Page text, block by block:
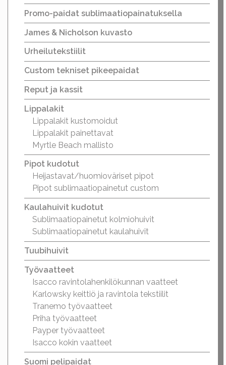
Promo-paidat sublimaatiopainatuksella
James & Nicholson kuvasto
Urheilutekstiilit
Custom tekniset pikeepaidat
Reput ja kassit
Lippalakit
Lippalakit kustomoidut
Lippalakit painettavat
Myrtle Beach mallisto
Pipot kudotut
Heijastavat/huomioväriset pipot
Pipot sublimaatiopainetut custom
Kaulahuivit kudotut
Sublimaatiopainetut kolmiohuivit
Sublimaatiopainetut kaulahuivit
Tuubihuivit
Työvaatteet
Isacco ravintolahenkilökunnan vaatteet
Karlowsky keittiö ja ravintola tekstiilit
Tranemo työvaatteet
Priha työvaatteet
Payper työvaatteet
Isacco kokin vaatteet
Suomi pelipaidat